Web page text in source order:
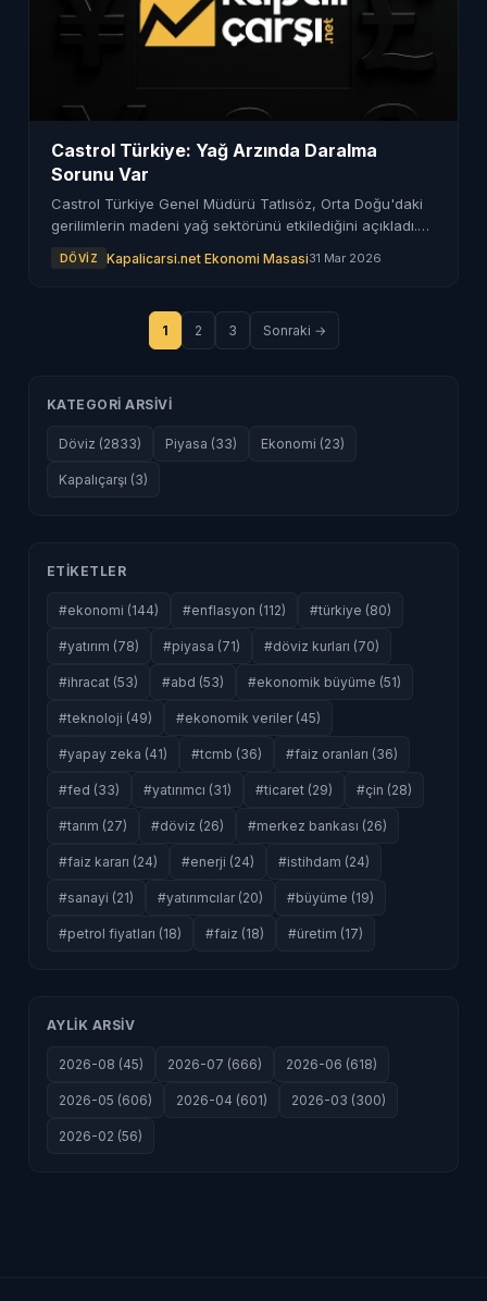
Castrol Türkiye: Yağ Arzında Daralma
Sorunu Var
Castrol Türkiye Genel Müdürü Tatlısöz, Orta Doğu'daki
gerilimlerin madeni yağ sektörünü etkilediğini açıkladı.
DÖVIZ Kapalicarsi.net Ekonomi Masasi31 Mar 2026
1 2 3 Sonraki →
KATEGORI ARSIVI
Döviz (2833) Piyasa (33) Ekonomi (23)
Kapalıçarşı (3)
ETIKETLER
#ekonomi (144) #enflasyon (112) #türkiye (80)
#yatırım (78) #piyasa (71) #döviz kurları (70)
#ihracat (53) #abd (53) #ekonomik büyüme (51)
#teknoloji (49) #ekonomik veriler (45)
#yapay zeka (41) #tcmb (36) #faiz oranları (36)
#fed (33) #yatırımcı (31) #ticaret (29) #çin (28)
#tarım (27) #döviz (26) #merkez bankası (26)
#faiz kararı (24) #enerji (24) #istihdam (24)
#sanayi (21) #yatırımcılar (20) #büyüme (19)
#petrol fiyatları (18) #faiz (18) #üretim (17)
AYLIK ARSIV
2026-08 (45) 2026-07 (666) 2026-06 (618)
2026-05 (606) 2026-04 (601) 2026-03 (300)
2026-02 (56)